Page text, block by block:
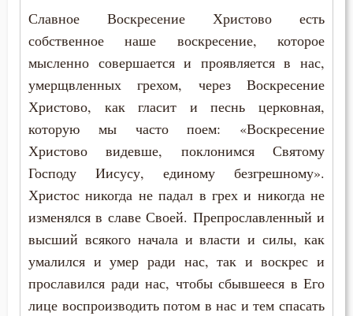
Борьба
Вера
Ветхий Завет
Вечные муки
Воздаяние
Вознесение
Славное Воскресение Христово есть
собственное наше воскресение, которое
мысленно совершается и проявляется в нас,
умерщвленных грехом, через Воскресение
Христово, как гласит и песнь церковная,
которую мы часто поем: «Воскресение
Христово видевше, поклонимся Святому
Господу Иисусу, единому безгрешному».
Христос никогда не падал в грех и никогда не
изменялся в славе Своей. Препрославленный и
высший всякого начала и власти и силы, как
умалился и умер ради нас, так и воскрес и
прославился ради нас, чтобы сбывшееся в Его
лице воспроизводить потом в нас и тем спасать